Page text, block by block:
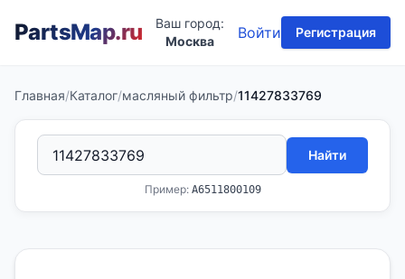
PartsMap.ru
Ваш город:
Москва
Войти Регистрация
Главная/Каталог/масляный фильтр/11427833769
Найти
Пример: A6511800109